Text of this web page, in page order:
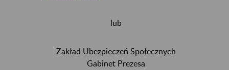
lub
Zakład Ubezpieczeń Społecznych
Gabinet Prezesa